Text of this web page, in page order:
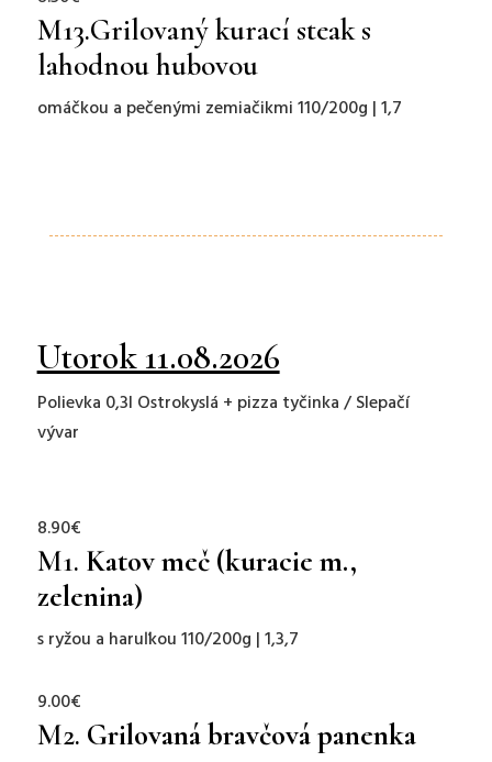
M13.Grilovaný kurací steak s
lahodnou hubovou
omáčkou a pečenými zemiačikmi110/200g | 1,7
Utorok 11.08.2026
Polievka 0,3l Ostrokyslá + pizza tyčinka / Slepačí
vývar
8.90€
M1. Katov meč (kuracie m.,
zelenina)
s ryžou a haruľkou 110/200g | 1,3,7
9.00€
M2. Grilovaná bravčová panenka